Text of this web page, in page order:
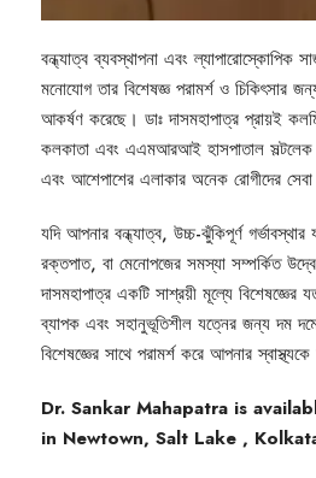
বন্ধ্যাত্ব ব্যবস্থাপনা এবং ল্যাপারোস্কোপিক
মনোযোগ তার বিশেষজ্ঞ পরামর্শ ও চিকিৎসার
আকর্ষণ করেছে। ডাঃ দাসমহাপাত্র প্রায়ই
কলকাতা এবং এএমআরআই হাসপাতাল
এবং আশেপাশের এলাকার অনেক রোগীদের
যদি আপনার বন্ধ্যাত্ব, উচ্চ-ঝুঁকিপূর্ণ গর্ভাবস্থার
রক্তপাত, বা মেনোপজের সমস্যা সম্পর্কিত
দাসমহাপাত্র একটি সাশ্রয়ী মূল্যে বিশেষজ্ঞের
ব্যাপক এবং সহানুভূতিশীল যত্নের জন্য দম
বিশেষজ্ঞের সাথে পরামর্শ করে আপনার
Dr. Sankar Mahapatra is
in Newtown, Salt Lake ,